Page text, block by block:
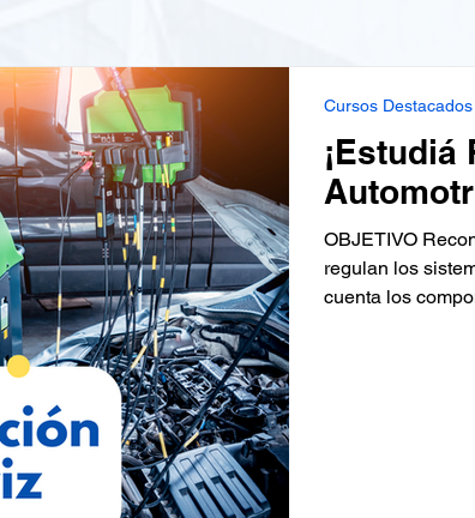
¡Estudiá
OBJETIVO
regulan los
cuenta los
Cursos Destacados